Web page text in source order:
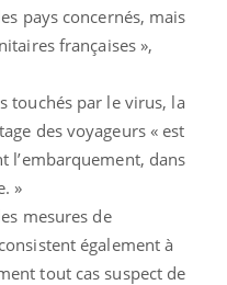
pays concernés, mais
françaises »,
touchés par le virus, la
des voyageurs « est
l’embarquement, dans
»
mesures de
également à
tout cas suspect de